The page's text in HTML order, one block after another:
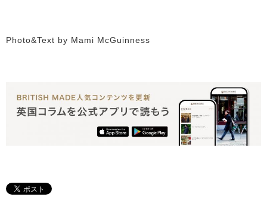
Photo&Text by Mami McGuinness